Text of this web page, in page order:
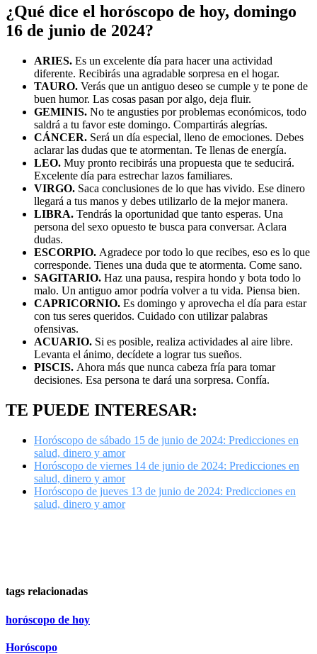
¿Qué dice el horóscopo de hoy, domingo
16 de junio de 2024?
ARIES. Es un excelente día para hacer una actividad
diferente. Recibirás una agradable sorpresa en el hogar.
TAURO. Verás que un antiguo deseo se cumple y te pone de
buen humor. Las cosas pasan por algo, deja fluir.
GEMINIS. No te angusties por problemas económicos, todo
saldrá a tu favor este domingo. Compartirás alegrías.
CÁNCER. Será un día especial, lleno de emociones. Debes
aclarar las dudas que te atormentan. Te llenas de energía.
LEO. Muy pronto recibirás una propuesta que te seducirá.
Excelente día para estrechar lazos familiares.
VIRGO. Saca conclusiones de lo que has vivido. Ese dinero
llegará a tus manos y debes utilizarlo de la mejor manera.
LIBRA. Tendrás la oportunidad que tanto esperas. Una
persona del sexo opuesto te busca para conversar. Aclara
dudas.
ESCORPIO. Agradece por todo lo que recibes, eso es lo que
corresponde. Tienes una duda que te atormenta. Come sano.
SAGITARIO. Haz una pausa, respira hondo y bota todo lo
malo. Un antiguo amor podría volver a tu vida. Piensa bien.
CAPRICORNIO. Es domingo y aprovecha el día para estar
con tus seres queridos. Cuidado con utilizar palabras
ofensivas.
ACUARIO. Si es posible, realiza actividades al aire libre.
Levanta el ánimo, decídete a lograr tus sueños.
PISCIS. Ahora más que nunca cabeza fría para tomar
decisiones. Esa persona te dará una sorpresa. Confía.
TE PUEDE INTERESAR:
Horóscopo de sábado 15 de junio de 2024: Predicciones en
salud, dinero y amor
Horóscopo de viernes 14 de junio de 2024: Predicciones en
salud, dinero y amor
Horóscopo de jueves 13 de junio de 2024: Predicciones en
salud, dinero y amor
tags relacionadas
horóscopo de hoy
Horóscopo